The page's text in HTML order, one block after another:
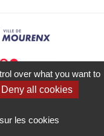
Politique de cookies
Plan du site
over what you want to
all cookies
les cookies